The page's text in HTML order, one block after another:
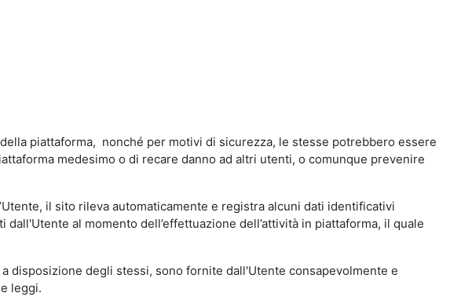
piattaforma, nonché per motivi di sicurezza, le stesse potrebbero essere
medesimo o di recare danno ad altri utenti, o comunque prevenire
il sito rileva automaticamente e registra alcuni dati identificativi
al momento dell’effettuazione dell’attività in piattaforma, il quale
degli stessi, sono fornite dall'Utente consapevolmente e
leggi.